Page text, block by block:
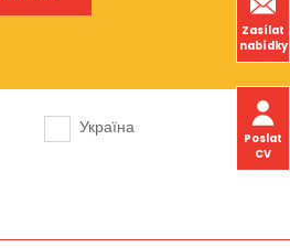
Zasílat
nabídky
Poslat
CV
Україна